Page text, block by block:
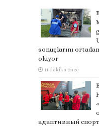
sonuçlarını
oluyor
11 dakika önce
адаптивный